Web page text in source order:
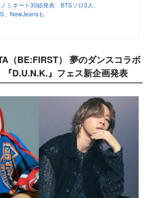
ノミネート30組発表 BTSソロ3人、
、NewJeansも
（BE:FIRST） 夢のダンスコラボ
D.U.N.K.』フェス新企画発表